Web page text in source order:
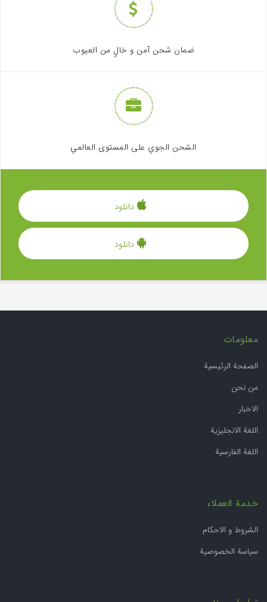
ضمان شحن آمن و خالٍ من العيوب
الشحن الجوي على المستوى العالمي
دانلود
دانلود
معلومات
الصفحة الرئيسية
من نحن
الاخبار
اللغة الانجليزية
اللغة الفارسية
خدمة العملاء
الشروط و الاحکام
سياسة الخصوصية